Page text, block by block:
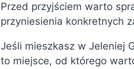
Przed przyjściem warto
przyniesienia konkretnych
Jeśli mieszkasz w Jeleniej
to miejsce, od którego